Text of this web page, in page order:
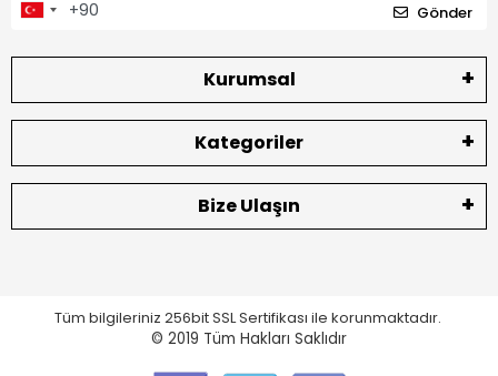
Gönder
Kurumsal
Kategoriler
Bize Ulaşın
Tüm bilgileriniz 256bit SSL Sertifikası ile korunmaktadır.
© 2019 Tüm Hakları Saklıdır